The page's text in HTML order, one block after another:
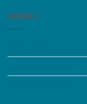
SOBRE